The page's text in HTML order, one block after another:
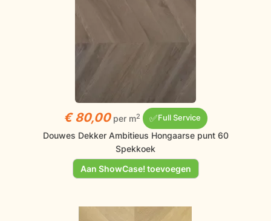
€ 80,00 per m2 ✅Full Service
Douwes Dekker Ambitieus Hongaarse punt 60
Spekkoek
Aan ShowCase! toevoegen